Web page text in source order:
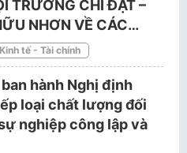
TRƯỞNG CHÍ ĐẠT –
NHƠN VỀ CÁC…
Kinh tế - Tài chính
hành Nghị định
loại chất lượng đối
nghiệp công lập và